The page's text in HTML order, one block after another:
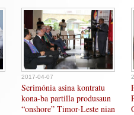
2017-04-07
Serimónia asina kontratu
kona-ba partilla produsaun
“onshore” Timor-Leste nian